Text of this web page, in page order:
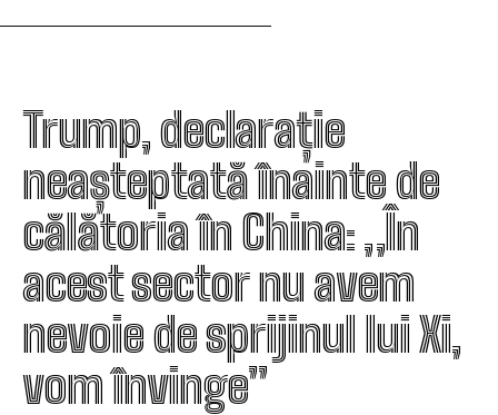
Trump, declarație
neașteptată înainte de
călătoria în China: „În
acest sector nu avem
nevoie de sprijinul lui Xi,
vom învinge”